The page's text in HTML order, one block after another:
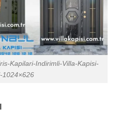
Kapilari-Indirimli-Villa-Kapisi-
1024×626